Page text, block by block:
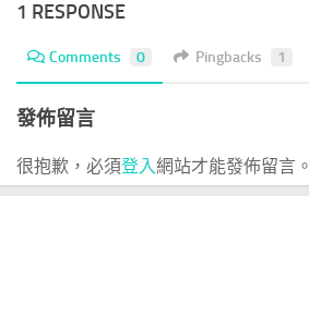
1 RESPONSE
Comments 0 Pingbacks 1
發佈留言
很抱歉，必須登入網站才能發佈留言。